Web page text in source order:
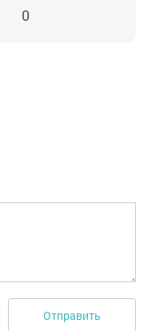
0
Отправить